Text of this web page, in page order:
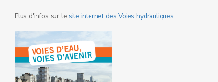
Plus d'infos sur le site internet des Voies hydrauliques.